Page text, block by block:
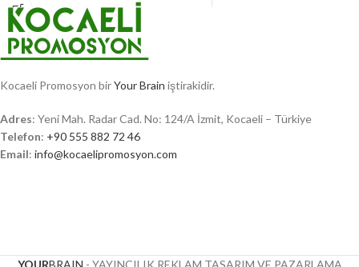
Kocaeli Promosyon birYour Brain iştirakidir.
Adres: Yeni Mah. Radar Cad. No: 124/A İzmit, Kocaeli – Türkiye
Telefon: +90 555 882 72 46
Email: info@kocaelipromosyon.com
YOURBRAIN - YAYINCILIK REKLAM TASARIM VE PAZARLAMA